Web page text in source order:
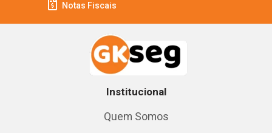
Notas Fiscais
Institucional
Quem Somos